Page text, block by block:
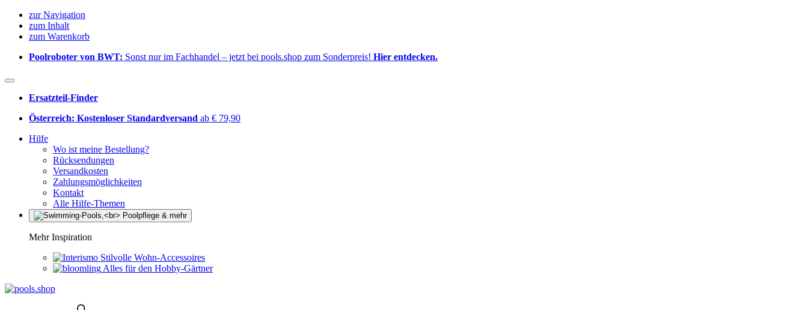
zur Navigation
zum Inhalt
zum Warenkorb
Poolroboter von BWT: Sonst nur im Fachhandel – jetzt bei pools.shop zum Sonderpreis! Hier entdecken.
Ersatzteil-Finder
Österreich: Kostenloser Standardversand ab € 79,90
Hilfe
Wo ist meine Bestellung?
Rücksendungen
Versandkosten
Zahlungsmöglichkeiten
Kontakt
Alle Hilfe-Themen
Mehr Inspiration
Stilvolle Wohn-Accessoires
Alles für den Hobby-Gärtner